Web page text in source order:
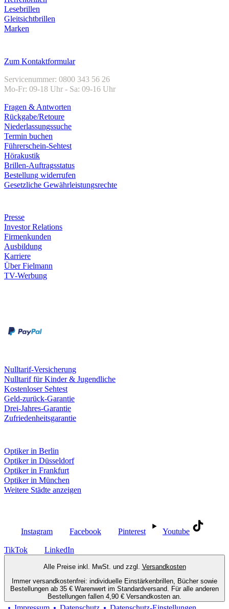
Lesebrillen
Gleitsichtbrillen
Marken
Zum Kontaktformular
Servicenummer: 0800 343 56 26
Mo-Fr: 09-18 Uhr - Sa: 09-16 Uhr
Fragen & Antworten
Rückgabe/Retoure
Niederlassungssuche
Termin buchen
Führerschein-Sehtest
Hörakustik
Brillen-Auftragsstatus
Bestellung widerrufen
Gesetzliche Gewährleistungsrechte
Presse
Investor Relations
Firmenkunden
Ausbildung
Karriere
Über Fielmann
TV-Werbung
Nulltarif-Versicherung
Nulltarif für Kinder & Jugendliche
Kostenloser Sehtest
Geld-zurück-Garantie
Drei-Jahres-Garantie
Zufriedenheitsgarantie
Optiker in Berlin
Optiker in Düsseldorf
Optiker in Frankfurt
Optiker in München
Weitere Städte anzeigen
Instagram Facebook Pinterest Youtube
TikTok LinkedIn
Alle Preise inkl. MwSt. und zzgl. Versandkosten
Immer versandkostenfrei: individuelle Einstärkenbrillen, Bücher sowie
Bestellungen ab 35 € Warenwert im Standardversand. Für alle anderen
Bestellungen fallen 4,90 € Versandkosten an.